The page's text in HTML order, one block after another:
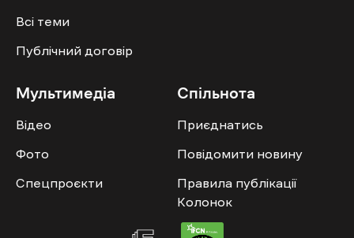
Всі теми
Публічний договір
Мультимедіа
Відео
Фото
Спецпроєкти
Спільнота
Приєднатись
Повідомити новину
Правила публікації
Колонок